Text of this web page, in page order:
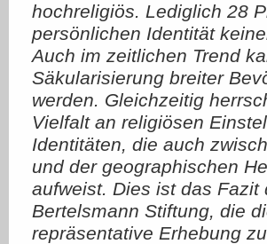
hochreligiös. Lediglich 28
persönlichen Identität
Auch im zeitlichen Trend
Säkularisierung breiter
werden. Gleichzeitig
Vielfalt an religiösen
Identitäten, die auch
und der geographischen
aufweist. Dies ist das
Bertelsmann Stiftung, die
repräsentative Erhebung